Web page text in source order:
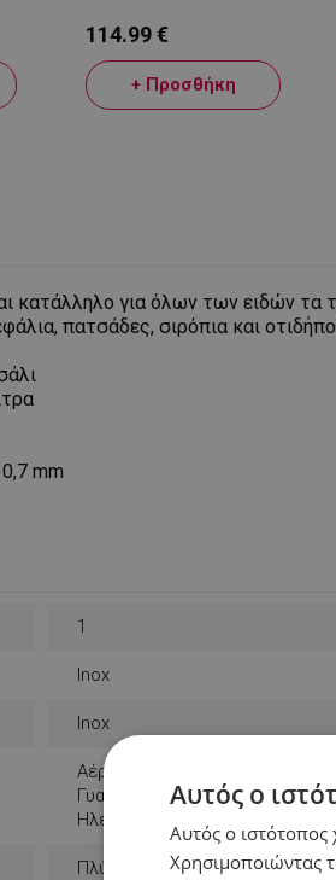
114.99 €
+ Προσθήκη
κατάλληλο για όλων των ειδών τα
πατσάδες, σιρόπια και
mm
1
Inox
Inox
Αέριο
Γυαλοκεραμικό
Ηλεκτρικός
Πλύσιμο Στο Χέρι
Αυτός ο
Αυτός ο ιστότοπος
Χρησιμοποιώντας